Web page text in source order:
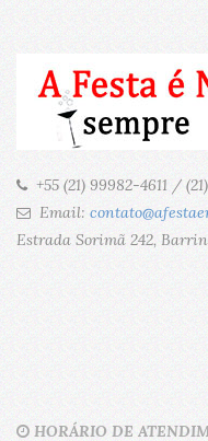
+55 (21) 99982-4611 /
Email:
Estrada Sorimã 242,
HORÁRIO DE